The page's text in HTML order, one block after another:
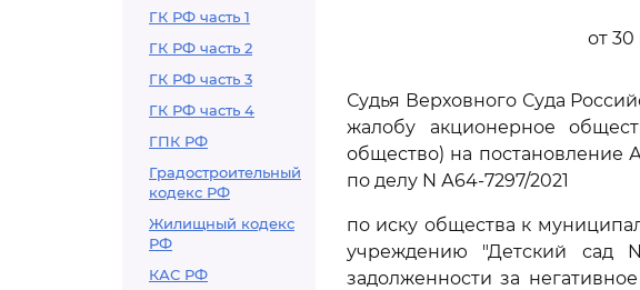
ГК РФ часть 1
ГК РФ часть 2
ГК РФ часть 3
ГК РФ часть 4
ГПК РФ
Градостроительный
кодекс РФ
Жилищный кодекс
РФ
КАС РФ
от 30
Судья Верховного Суда
жалобу акционерное
общество) на постановление
по делу N А64-7297/2021
по иску общества к
учреждению "Детский сад
задолженности за